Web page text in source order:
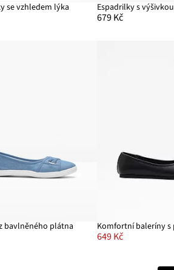
se vzhledem lýka Espadrilky s výšivkou
679 Kč
bavlněného plátna
649 Kč